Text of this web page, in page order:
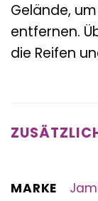
Gelände,
entfernen.
die Reifen
MARKE